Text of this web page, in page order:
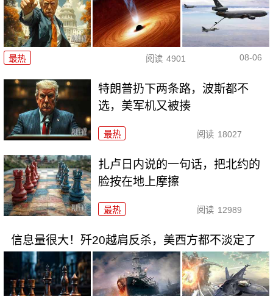
最热 阅读 4901 08-06
特朗普扔下两条路，波斯都不
选，美军机又被揍
最热 阅读 18027
扎卢日内说的一句话，把北约的
脸按在地上摩擦
最热 阅读 12989
信息量很大！歼20越肩反杀，美西方都不淡定了